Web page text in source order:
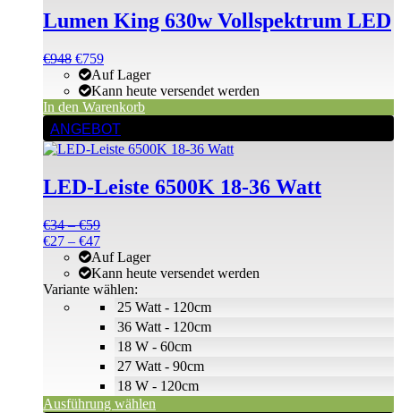
Lumen King 630w Vollspektrum LED
Ursprünglicher
Preis
war:
€948
€948Aktueller
Preis
ist:
€948.
€759
Auf Lager
Kann heute versendet werden
In den Warenkorb
ANGEBOT
LED-Leiste 6500K 18-36 Watt
€34 –€59Preisspanne:
€34
bis
€59
€27 – €47Preisspanne:
€27
bis
€47
25 Watt - 120cm
36 Watt - 120cm
18 W - 60cm
27 Watt - 90cm
18 W - 120cm
Auf Lager
Kann heute versendet werden
Variante wählen:
Ausführung wählen
Dieses
Produkt
weist
Varianten
auf.
Die
Optionen
können
der
Produktseite
gewählt